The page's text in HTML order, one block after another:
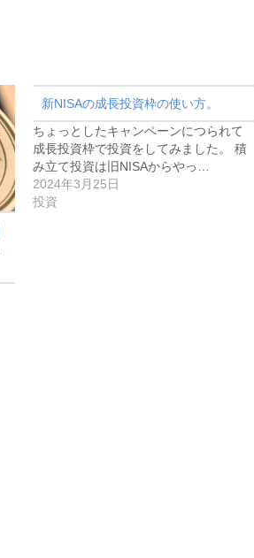
新NISAの成長投資枠の使い方。
ちょっとしたキャンペーンにつられて
成長投資枠で投資をしてみました。 積
み立て投資は旧NISAからやっ…
2024年3月25日
投資